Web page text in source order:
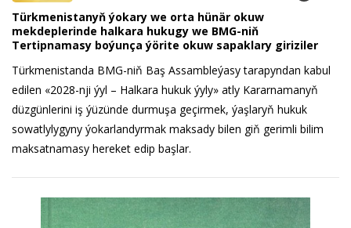
Türkmenistanyň ýokary we orta hünär okuw
mekdeplerinde halkara hukugy we BMG-niň
Tertipnamasy boýunça ýörite okuw sapaklary giriziler
Türkmenistanda BMG-niň Baş Assambleýasy tarapyndan kabul
edilen «2028-nji ýyl – Halkara hukuk ýyly» atly Kararnamanyň
düzgünlerini iş ýüzünde durmuşa geçirmek, ýaşlaryň hukuk
sowatlylygyny ýokarlandyrmak maksady bilen giň gerimli bilim
maksatnamasy hereket edip başlar.